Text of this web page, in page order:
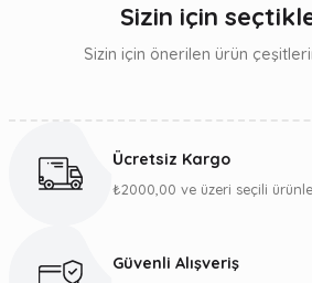
Sizin için
Sizin için önerilen ürün
Ücretsiz Kargo
₺2000,00 ve üzeri seçili
Güvenli Alışveriş